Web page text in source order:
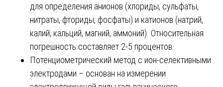
для определения анионов (хлориды, сульфаты,
нитраты, фториды, фосфаты) и катионов (натрий,
калий, кальций, магний, аммоний). Относительная
погрешность составляет 2-5 процентов.
Потенциометрический метод с ион-селективными
электродами – основан на измерении